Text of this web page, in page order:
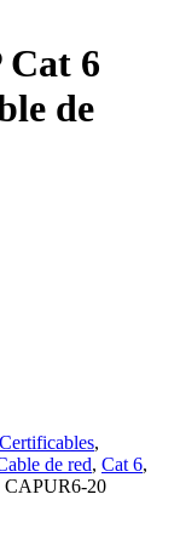
Cat 6
de
,
de red, Cat 6,
CAPUR6-20